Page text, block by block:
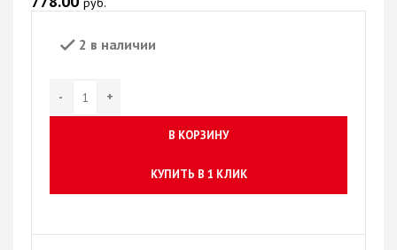
2 в наличии
В КОРЗИНУ
КУПИТЬ В 1 КЛИК